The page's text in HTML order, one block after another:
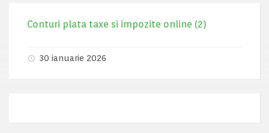
Conturi plata taxe si impozite online (2)
30 ianuarie 2026